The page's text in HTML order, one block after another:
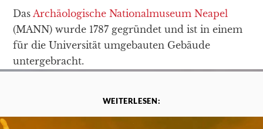
DasArchäologische Nationalmuseum Neapel
(MANN) wurde 1787 gegründet und ist in einem
für die Universität umgebauten Gebäude
untergebracht.
WEITERLESEN: